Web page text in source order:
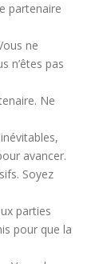
partenaire
ne
n’êtes pas
Ne
avancer.
Soyez
parties
pour que la